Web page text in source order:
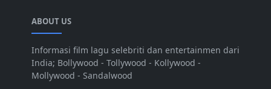
ABOUT US
Informasi film lagu selebriti dan entertainmen dari
India; Bollywood - Tollywood - Kollywood -
Mollywood - Sandalwood